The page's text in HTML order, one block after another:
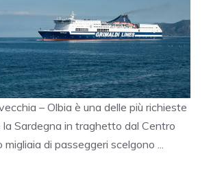
– Olbia è una delle più richieste
la Sardegna in traghetto dal Centro
migliaia di passeggeri scelgono ...